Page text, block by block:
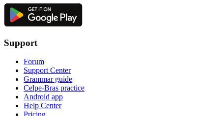
Support
Forum
Support Center
Grammar guide
Celpe-Bras practice
Android app
Help Center